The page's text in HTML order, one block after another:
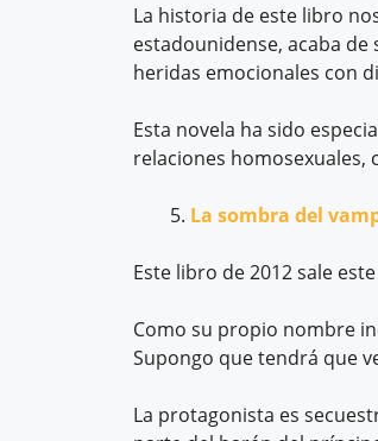
La historia de este libro
estadounidense, acaba
heridas emocionales con
Esta novela ha sido
relaciones homosexuales,
La sombra del
Este libro de 2012 sale
Como su propio nombre
Supongo que tendrá que
La protagonista es